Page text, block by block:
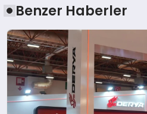
Benzer Haberler